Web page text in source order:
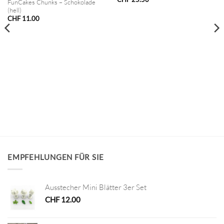
FunCakes Chunks – Schokolade
(hell)
CHF11.00
EMPFEHLUNGEN FÜR SIE
Ausstecher Mini Blätter 3er Set
CHF12.00